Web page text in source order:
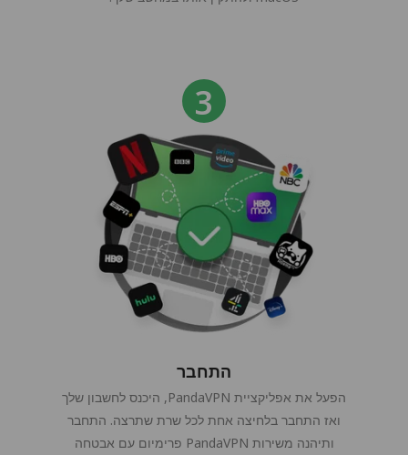
התחבר
הפעל את אפליקציית PandaVPN, היכנס לחשבון שלך
ואז התחבר בלחיצה אחת לכל שרת שתרצה. התחבר
ותיהנה משירות PandaVPN פרימיום עם אבטחה